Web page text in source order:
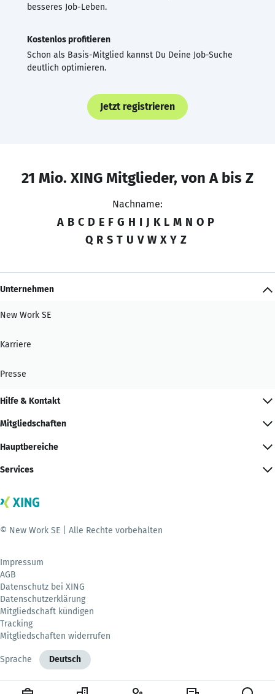
besseres Job-Leben.
Kostenlos profitieren
Schon als Basis-Mitglied kannst Du Deine Job-Suche
deutlich optimieren.
Jetzt registrieren
21 Mio. XING Mitglieder, von A bis Z
Nachname:
A B C D E F G H I J K L M N O P
Q R S T U V W X Y Z
Unternehmen
New Work SE
Karriere
Presse
Hilfe & Kontakt
Mitgliedschaften
Hauptbereiche
Services
© New Work SE | Alle Rechte vorbehalten
Impressum
AGB
Datenschutz bei XING
Datenschutzerklärung
Mitgliedschaft kündigen
Tracking
Mitgliedschaften widerrufen
Sprache Deutsch